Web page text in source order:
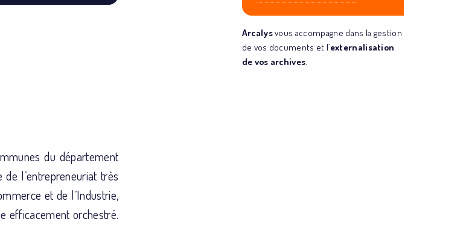
du département
l’entrepreneuriat très
et de l’Industrie,
efficacement orchestré.
Arcalysvous accompagne dans la gestion
de vos documents et l’externalisation
de vos archives.